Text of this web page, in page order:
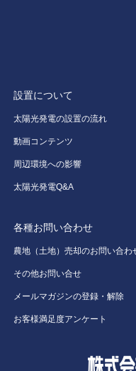
設置について
太陽光発電の設置の流れ
動画コンテンツ
周辺環境への影響
太陽光発電Q&A
各種お問い合わせ
農地（土地）売却のお問い合わ
その他お問い合せ
メールマガジンの登録・解除
お客様満足度アンケート